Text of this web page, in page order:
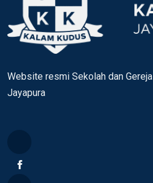
Website resmi Sekolah dan
Jayapura